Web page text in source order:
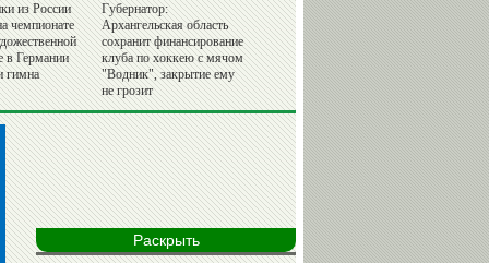
из России
чемпионате
в Германии
гимна
Губернатор:
Архангельская область
сохранит финансирование
клуба по хоккею с мячом
"Водник", закрытие ему
не грозит
Раскрыть